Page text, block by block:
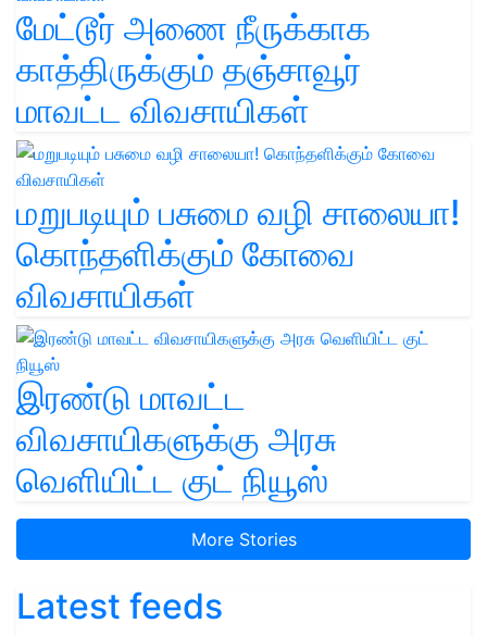
மேட்டூர் அணை நீருக்காக
காத்திருக்கும் தஞ்சாவூர்
மாவட்ட விவசாயிகள்
மறுபடியும் பசுமை வழி சாலையா!
கொந்தளிக்கும் கோவை
விவசாயிகள்
இரண்டு மாவட்ட
விவசாயிகளுக்கு அரசு
வெளியிட்ட குட் நியூஸ்
More Stories
Latest feeds